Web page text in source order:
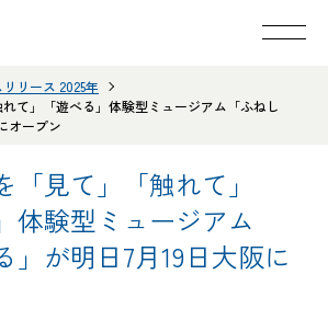
リース 2025年
て」「遊べる」体験型ミュージアム「ふねし
オープン
「見て」「触れて」
体験型ミュージアム
」が明日7月19日大阪に